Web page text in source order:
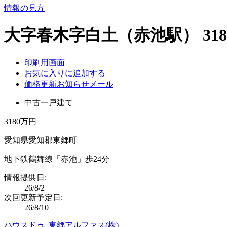
情報の見方
大字春木字白土（赤池駅）
印刷用画面
お気に入りに追加する
価格更新お知らせメール
中古一戸建て
3180万円
愛知県愛知郡東郷町
地下鉄鶴舞線「赤池」歩24分
情報提供日:
26/8/2
次回更新予定日:
26/8/10
ハウスドゥ 東郷アルファス(株)